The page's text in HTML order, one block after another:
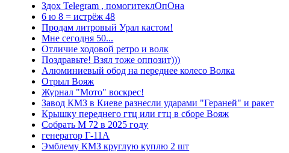
Здох Telegram , помогитеклОпОна
6 ю 8 = истрёж 48
Продам литровый Урал кастом!
Мне сегодня 50...
Отличие ходовой ретро и волк
Поздравьте! Взял тоже оппозит)))
Алюминиевый обод на переднее колесо Волка
Отрыл Вояж
Журнал "Мото" воскрес!
Завод КМЗ в Киеве разнесли ударами "Гераней" и ракет
Крышку переднего гтц или гтц в сборе Вояж
Собрать М 72 в 2025 году
генератор Г-11А
Эмблему КМЗ круглую куплю 2 шт